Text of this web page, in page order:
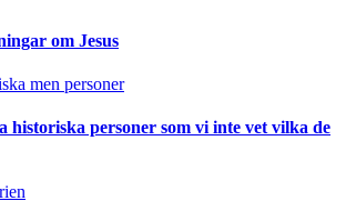
om Jesus
historiska personer som vi inte vet vilka de